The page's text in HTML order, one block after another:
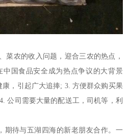
菜农的收入问题，迎合三农的热点，
国食品安全成为热点争议的大背景
，引起广大追捧; 3. 方便群众购买果
公司需要大量的配送工，司机等，利
期待与五湖四海的新老朋友合作。一